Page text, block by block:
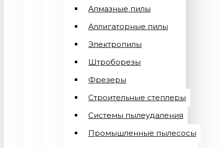
Алмазные пилы
Аллигаторные пилы
Электропилы
Штроборезы
Фрезеры
Строительные степлеры
Системы пылеудаления
Промышленные пылесосы